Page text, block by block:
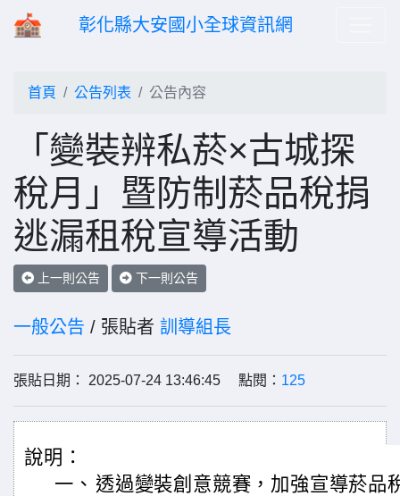
彰化縣大安國小全球資訊網
首頁 公告列表 公告內容
「變裝辨私菸×古城探
稅月」暨防制菸品稅捐
逃漏租稅宣導活動
上一則公告 下一則公告
一般公告 / 張貼者 訓導組長
張貼日期： 2025-07-24 13:46:45 點閱： 125
說明：
一、 透過變裝創意競賽，加強宣導菸品